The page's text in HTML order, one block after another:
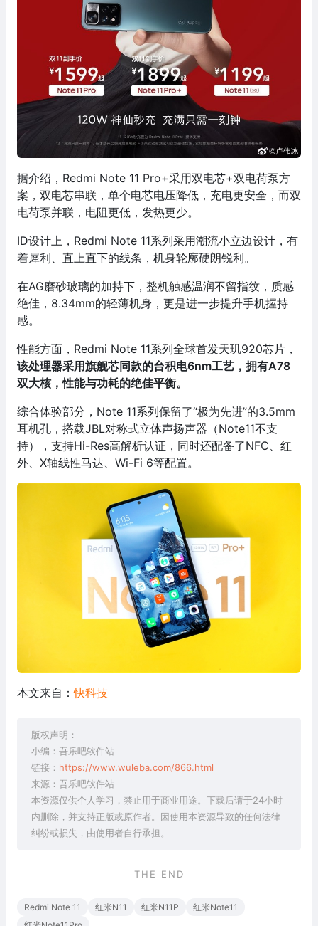
据介绍，Redmi Note 11 Pro+采用双电芯+双电荷泵方
案，双电芯串联，单个电芯电压降低，充电更安全，而双
电荷泵并联，电阻更低，发热更少。
ID设计上，Redmi Note 11系列采用潮流小立边设计，有
着犀利、直上直下的线条，机身轮廓硬朗锐利。
在AG磨砂玻璃的加持下，整机触感温润不留指纹，质感
绝佳，8.34mm的轻薄机身，更是进一步提升手机握持
感。
性能方面，Redmi Note 11系列全球首发天玑920芯片，
该处理器采用旗舰芯同款的台积电6nm工艺，拥有A78
双大核，性能与功耗的绝佳平衡。
综合体验部分，Note 11系列保留了“极为先进”的3.5mm
耳机孔，搭载JBL对称式立体声扬声器（Note11不支
持），支持Hi-Res高解析认证，同时还配备了NFC、红
外、X轴线性马达、Wi-Fi 6等配置。
本文来自：快科技
版权声明：
小编：吾乐吧软件站
链接： https://www.wuleba.com/866.html
来源：吾乐吧软件站
本资源仅供个人学习，禁止用于商业用途。下载后请于24小时
内删除，并支持正版或原作者。因使用本资源导致的任何法律
纠纷或损失，由使用者自行承担。
THE END
Redmi Note 11 红米N11 红米N11P
红米Note11